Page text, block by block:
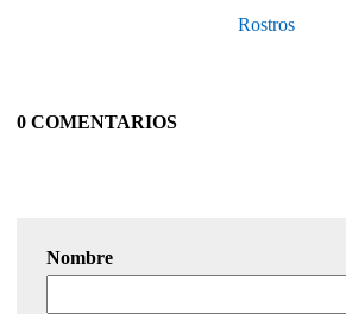
Rostros
0 COMENTARIOS
Nombre